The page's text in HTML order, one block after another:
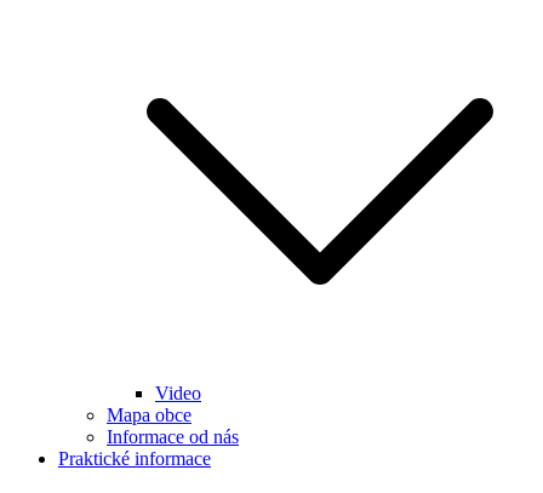
Video
Mapa obce
Informace od nás
Praktické informace